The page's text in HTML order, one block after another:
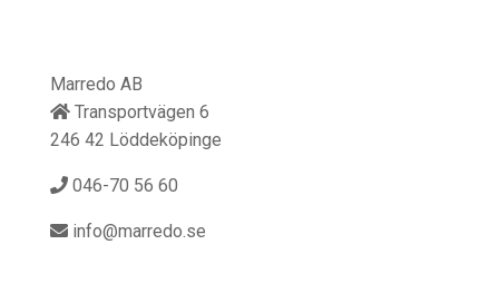
Marredo AB
Transportvägen 6
246 42 Löddeköpinge
046-70 56 60
info@marredo.se